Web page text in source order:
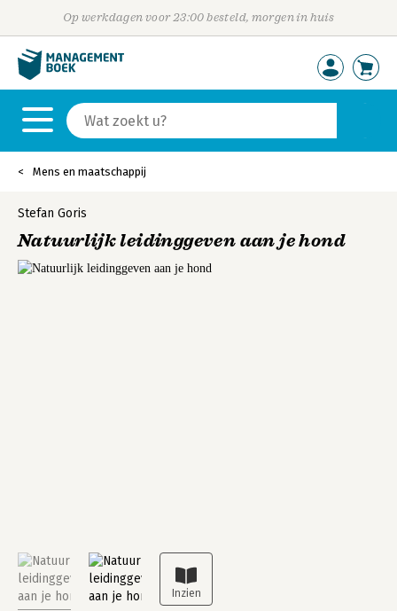
Op werkdagen voor 23:00 besteld, morgen in huis
Mens en maatschappij
Stefan Goris
Natuurlijk leidinggeven aan je hond